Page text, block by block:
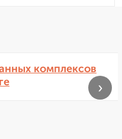
комплексов
›